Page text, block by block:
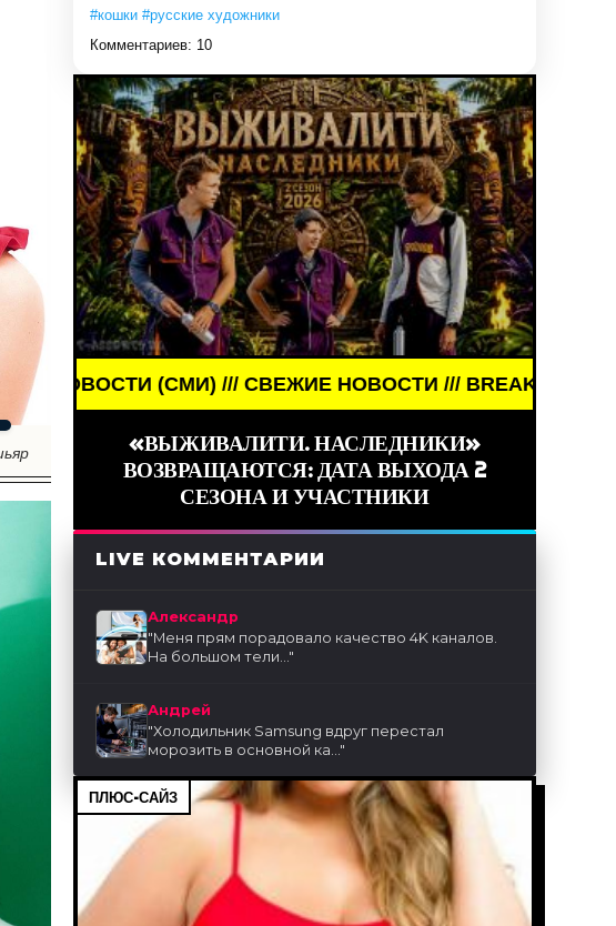
#кошки #русские художники
Комментариев: 10
/// СВЕЖИЕ НОВОСТИ /// BREAKING NEWS /// НОВОСТИ
«ВЫЖИВАЛИТИ. НАСЛЕДНИКИ»
ВОЗВРАЩАЮТСЯ: ДАТА ВЫХОДА 2
СЕЗОНА И УЧАСТНИКИ
LIVE КОММЕНТАРИИ
Александр
"Меня прям порадовало качество 4K каналов.
На большом тели..."
Андрей
"Холодильник Samsung вдруг перестал
морозить в основной ка..."
ПЛЮС-САЙЗ